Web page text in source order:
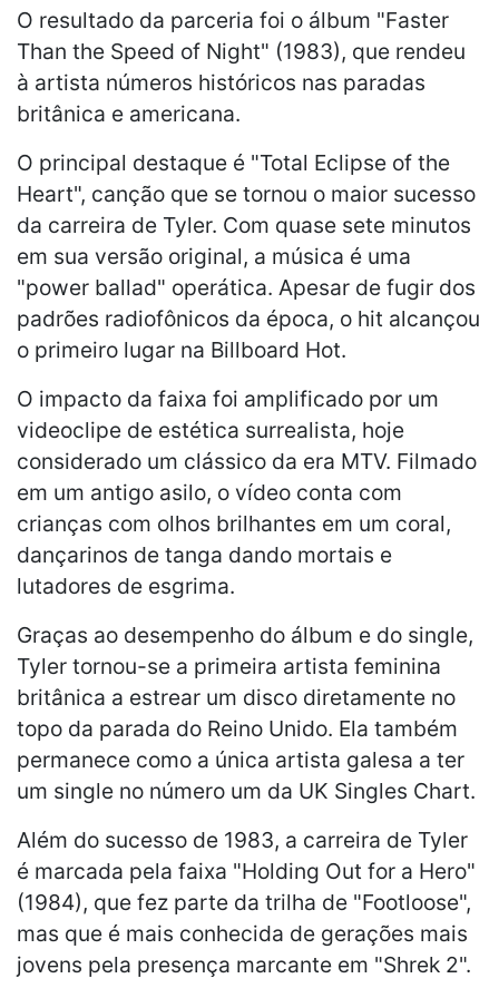
O resultado da parceria foi o álbum "Faster
Than the Speed of Night" (1983), que rendeu
à artista números históricos nas paradas
britânica e americana.
O principal destaque é "Total Eclipse of the
Heart", canção que se tornou o maior sucesso
da carreira de Tyler. Com quase sete minutos
em sua versão original, a música é uma
"power ballad" operática. Apesar de fugir dos
padrões radiofônicos da época, o hit alcançou
o primeiro lugar na Billboard Hot.
O impacto da faixa foi amplificado por um
videoclipe de estética surrealista, hoje
considerado um clássico da era MTV. Filmado
em um antigo asilo, o vídeo conta com
crianças com olhos brilhantes em um coral,
dançarinos de tanga dando mortais e
lutadores de esgrima.
Graças ao desempenho do álbum e do single,
Tyler tornou-se a primeira artista feminina
britânica a estrear um disco diretamente no
topo da parada do Reino Unido. Ela também
permanece como a única artista galesa a ter
um single no número um da UK Singles Chart.
Além do sucesso de 1983, a carreira de Tyler
é marcada pela faixa "Holding Out for a Hero"
(1984), que fez parte da trilha de "Footloose",
mas que é mais conhecida de gerações mais
jovens pela presença marcante em "Shrek 2".